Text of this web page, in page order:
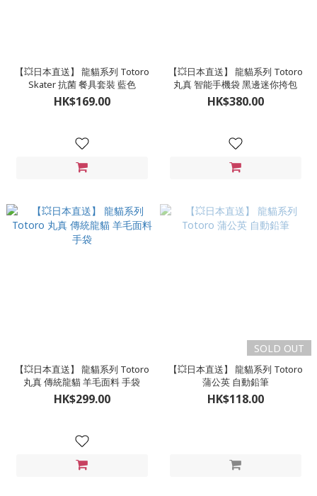
【💥日本直送】 龍貓系列 Totoro
Skater 抗菌 餐具套裝 藍色
HK$169.00
【💥日本直送】 龍貓系列 Totoro
丸真 智能手機袋 黑邊迷你挎包
HK$380.00
【💥日本直送】 龍貓系列 Totoro
丸真 傳統龍貓 羊毛面料 手袋
HK$299.00
SOLD OUT
【💥日本直送】 龍貓系列 Totoro
蒲公英 自動鉛筆
HK$118.00